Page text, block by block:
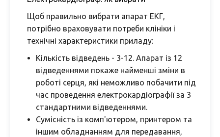
Щоб правильно вибрати апарат ЕКГ,
потрібно враховувати потреби клініки і
технічні характеристики приладу:
Кількість відведень - 3-12. Апарат із 12
відведеннями покаже найменші зміни в
роботі серця, які неможливо побачити під
час проведення електрокардіографії за 3
стандартними відведеннями.
Сумісність із комп'ютером, принтером та
іншим обладнанням для передавання,